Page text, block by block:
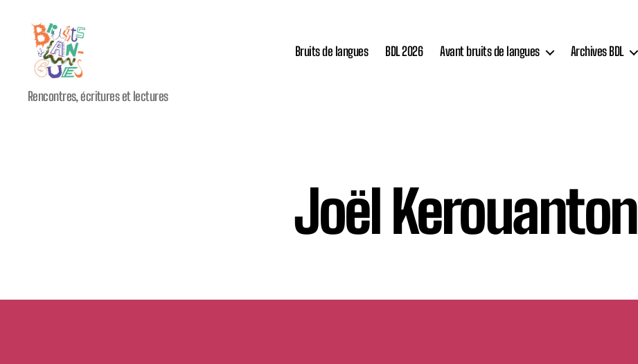
Festival
international
Rencontres, écritures et lectures
Bruits de langues BDL 2026 Avant bruits de langues Archives BDL
Joël Kerouanton